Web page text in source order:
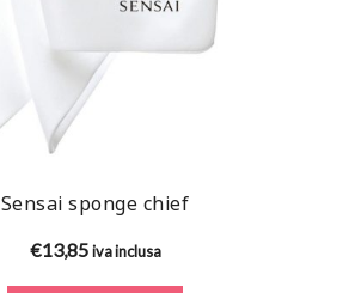
Sensai sponge chief
€13,85 iva inclusa